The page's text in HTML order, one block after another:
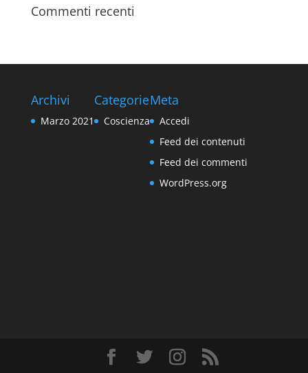
Commenti recenti
Archivi
Marzo 2021
Categorie
Coscienza
Meta
Accedi
Feed dei contenuti
Feed dei commenti
WordPress.org